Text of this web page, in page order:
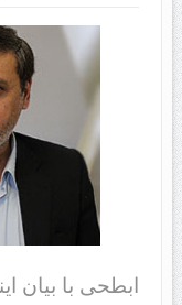
ابطحی با بیان